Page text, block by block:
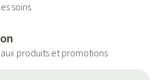
soins
produits et promotions